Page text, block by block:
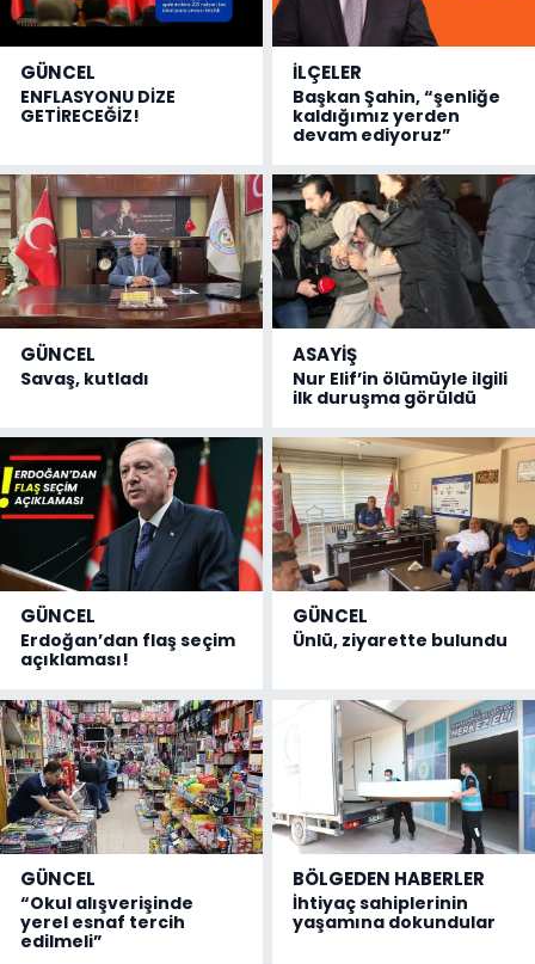
GÜNCEL
ENFLASYONU DİZE
GETİRECEĞİZ!
İLÇELER
Başkan Şahin, “şenliğe
kaldığımız yerden
devam ediyoruz”
GÜNCEL
Savaş, kutladı
ASAYİŞ
Nur Elif’in ölümüyle ilgili
ilk duruşma görüldü
GÜNCEL
Erdoğan’dan flaş seçim
açıklaması!
GÜNCEL
Ünlü, ziyarette bulundu
GÜNCEL
“Okul alışverişinde
yerel esnaf tercih
edilmeli”
BÖLGEDEN HABERLER
İhtiyaç sahiplerinin
yaşamına dokundular